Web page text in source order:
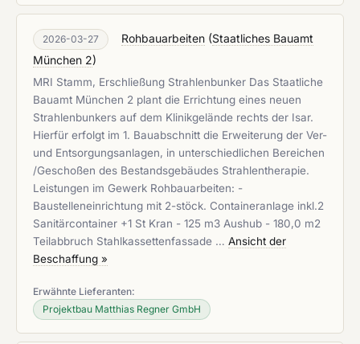
2026-03-27 Rohbauarbeiten (Staatliches Bauamt
München 2)
MRI Stamm, Erschließung Strahlenbunker Das Staatliche
Bauamt München 2 plant die Errichtung eines neuen
Strahlenbunkers auf dem Klinikgelände rechts der Isar.
Hierfür erfolgt im 1. Bauabschnitt die Erweiterung der Ver-
und Entsorgungsanlagen, in unterschiedlichen Bereichen
/Geschoßen des Bestandsgebäudes Strahlentherapie.
Leistungen im Gewerk Rohbauarbeiten: -
Baustelleneinrichtung mit 2-stöck. Containeranlage inkl.2
Sanitärcontainer +1 St Kran - 125 m3 Aushub - 180,0 m2
Teilabbruch Stahlkassettenfassade … Ansicht der
Beschaffung »
Erwähnte Lieferanten:
Projektbau Matthias Regner GmbH